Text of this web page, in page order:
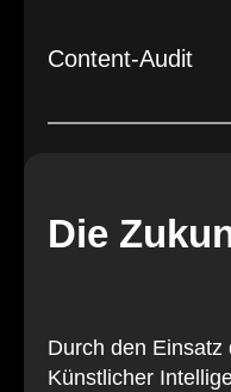
Content-Audit
Die
Durch den Einsatz
Künstlicher